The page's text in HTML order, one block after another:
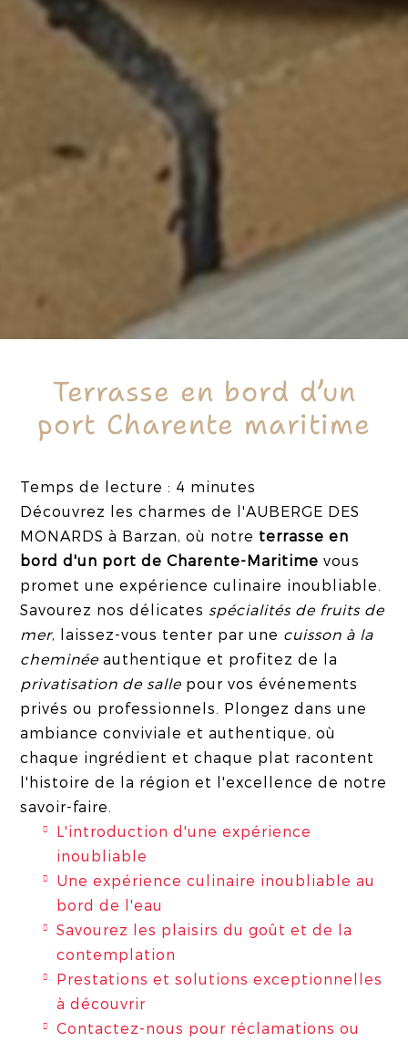
Terrasse en bord d’un
port Charente maritime
Temps de lecture : 4 minutes
Découvrez les charmes de l'AUBERGE DES
MONARDS à Barzan, où notre terrasse en
bord d'un port de Charente-Maritime vous
promet une expérience culinaire inoubliable.
Savourez nos délicates spécialités de fruits de
mer, laissez-vous tenter par une cuisson à la
cheminée authentique et profitez de la
privatisation de salle pour vos événements
privés ou professionnels. Plongez dans une
ambiance conviviale et authentique, où
chaque ingrédient et chaque plat racontent
l'histoire de la région et l'excellence de notre
savoir-faire.
L'introduction d'une expérience
inoubliable
Une expérience culinaire inoubliable au
bord de l'eau
Savourez les plaisirs du goût et de la
contemplation
Prestations et solutions exceptionnelles
à découvrir
Contactez-nous pour réclamations ou